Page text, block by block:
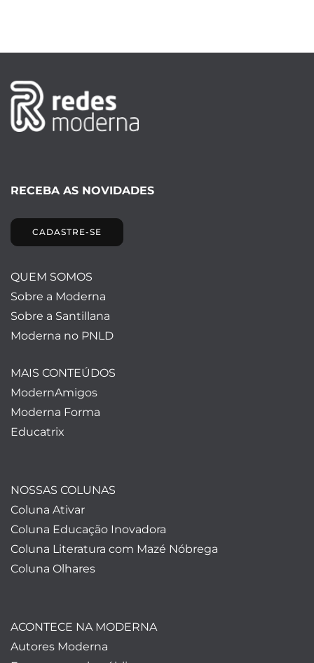
RECEBA AS NOVIDADES
CADASTRE-SE
QUEM SOMOS
Sobre a Moderna
Sobre a Santillana
Moderna no PNLD
MAIS CONTEÚDOS
ModernAmigos
Moderna Forma
Educatrix
NOSSAS COLUNAS
Coluna Ativar
Coluna Educação Inovadora
Coluna Literatura com Mazé Nóbrega
Coluna Olhares
ACONTECE NA MODERNA
Autores Moderna